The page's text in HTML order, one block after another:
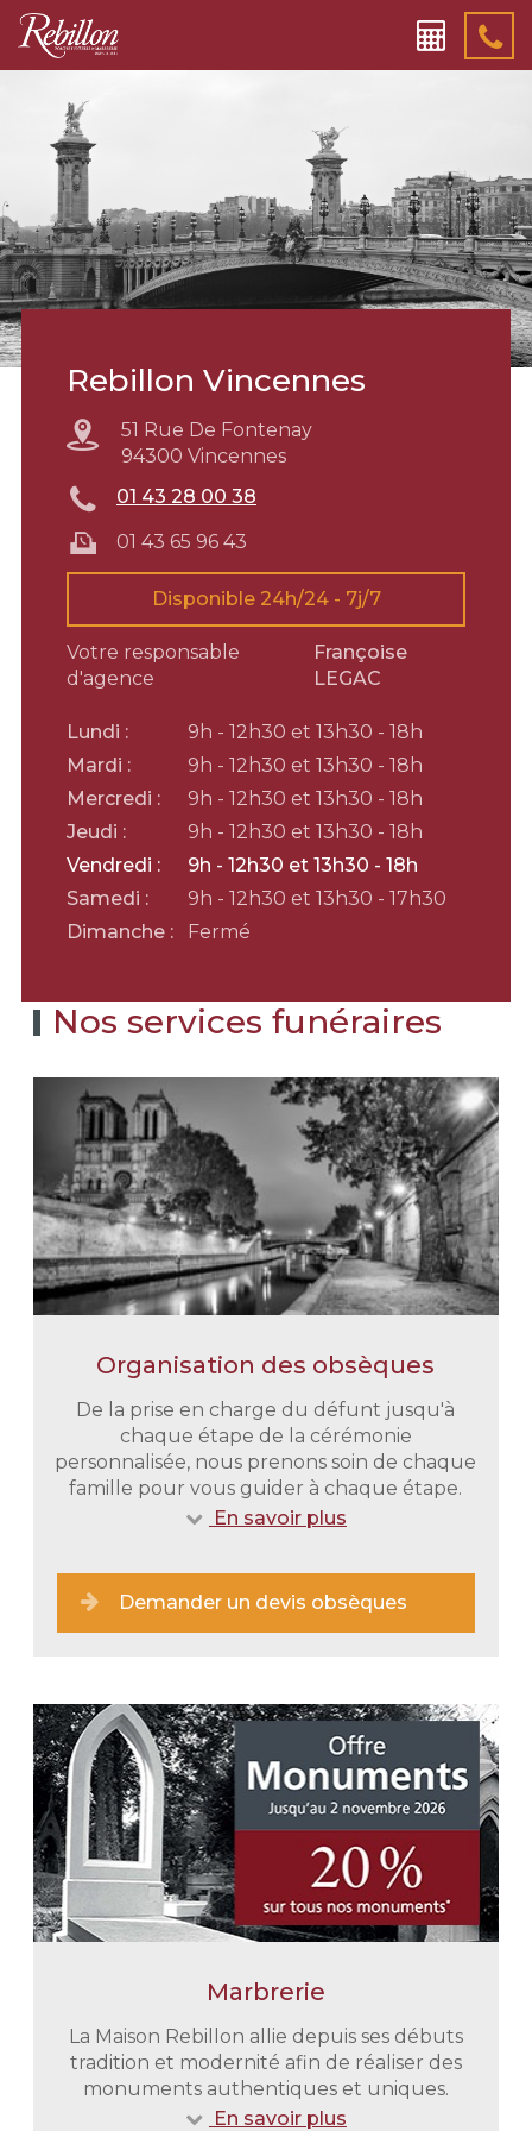
Rebillon Vincennes
51 Rue De Fontenay
94300 Vincennes
01 43 28 00 38
01 43 65 96 43
Disponible 24h/24 - 7j/7
Votre responsable
d'agence
Françoise
LEGAC
Lundi :
9h - 12h30 et 13h30 - 18h
Mardi :
9h - 12h30 et 13h30 - 18h
Mercredi :
9h - 12h30 et 13h30 - 18h
Jeudi :
9h - 12h30 et 13h30 - 18h
Vendredi :
9h - 12h30 et 13h30 - 18h
Samedi :
9h - 12h30 et 13h30 - 17h30
Dimanche :
Fermé
Nos services funéraires
Organisation des obsèques
De la prise en charge du défunt jusqu'à
chaque étape de la cérémonie
personnalisée, nous prenons soin de chaque
famille pour vous guider à chaque étape.
En savoir plus
Demander un devis obsèques
Une prise en charge immédiate
En tout discrétion et retenue nous
vous épaulons dans toutes vos
démarches administratives. Nous
nous chargeons également du
transport de votre proche du lieu de
Marbrerie
La Maison Rebillon allie depuis ses débuts
tradition et modernité afin de réaliser des
monuments authentiques et uniques.
En savoir plus